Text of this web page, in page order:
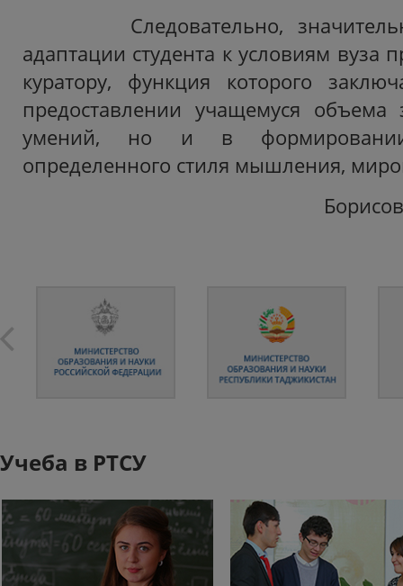
Следовательно,
адаптации студента к условиям вуза
куратору, функция которого
предоставлении учащемуся
умений, но и в
определенного стиля мышления,
Учеба в РТСУ